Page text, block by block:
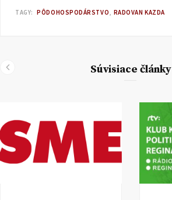
TAGY: PÔDOHOSPODÁRSTVO RADOVAN KAZDA
Súvisiace články